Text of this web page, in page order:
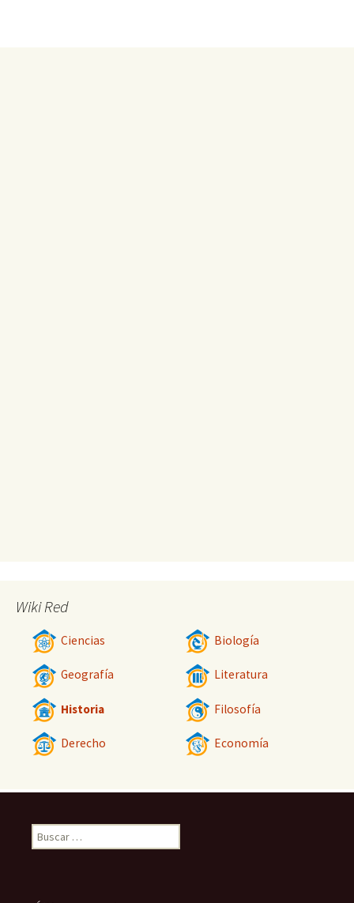
Wiki Red
Ciencias Biología
Geografía Literatura
Historia Filosofía
Derecho Economía
Buscar: